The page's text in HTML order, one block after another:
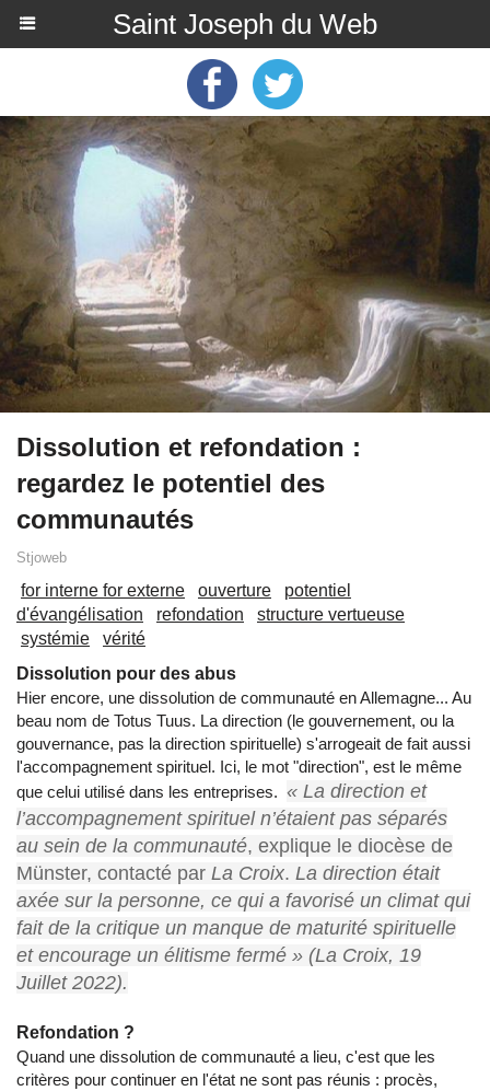
Saint Joseph du Web
Dissolution et refondation :
regardez le potentiel des
communautés
Stjoweb
for interne for externe ouverture
potentiel
d'évangélisation
refondation
structure vertueuse
systémie
vérité
Dissolution pour des abus
Hier encore, une dissolution de communauté en Allemagne... Au
beau nom de Totus Tuus. La direction (le gouvernement, ou la
gouvernance, pas la direction spirituelle) s'arrogeait de fait aussi
l'accompagnement spirituel. Ici, le mot "direction", est le même
que celui utilisé dans les entreprises. « La direction et
l’accompagnement spirituel n’étaient pas séparés
au sein de la communauté, explique le diocèse de
Münster, contacté par La Croix. La direction était
axée sur la personne, ce qui a favorisé un climat qui
fait de la critique un manque de maturité spirituelle
et encourage un élitisme fermé » (La Croix, 19
Juillet 2022).
Refondation ?
Quand une dissolution de communauté a lieu, c'est que les
critères pour continuer en l'état ne sont pas réunis : procès,